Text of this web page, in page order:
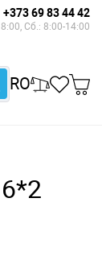
+373 69 83 44 42
Сб.: 8:00-14:00
RO